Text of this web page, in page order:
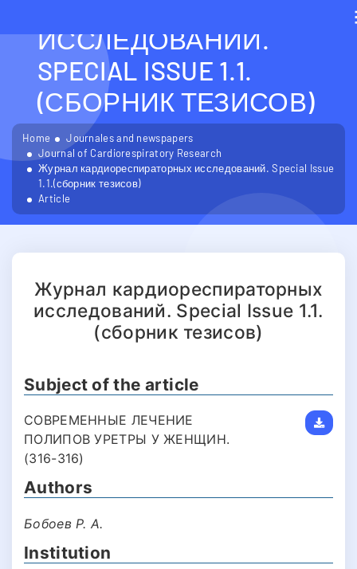
ИССЛЕДОВАНИЙ.
SPECIAL ISSUE 1.1.
(СБОРНИК ТЕЗИСОВ)
Home
Journales and newspapers
Journal of Cardiorespiratory Research
Журнал кардиореспираторных исследований. Special Issue
1.1.(сборник тезисов)
Article
Журнал кардиореспираторных
исследований. Special Issue 1.1.
(сборник тезисов)
Subject of the article
СОВРЕМЕННЫЕ ЛЕЧЕНИЕ
ПОЛИПОВ УРЕТРЫ У ЖЕНЩИН.
(316-316)
Authors
Бобоев Р. А.
Institution